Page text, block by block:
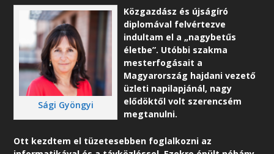
Sági Gyöngyi
Közgazdász és újságíró
diplomával felvértezve
indultam el a „nagybetűs
életbe”. Utóbbi szakma
mesterfogásait a
Magyarország hajdani vezető
üzleti napilapjánál, nagy
elődöktől volt szerencsém
megtanulni.
Ott kezdtem el tüzetesebben foglalkozni az